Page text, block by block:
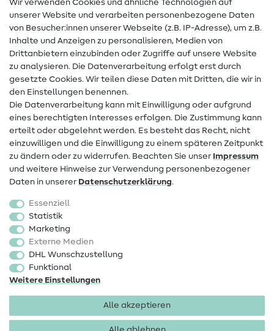
Nähanleitungen
Hilfe & Kontakt
Kontakt
Infos zum Betreiberwechsel
Widerrufsrecht
Beliebt
Stoffe
Sale
Schnittmuster
Wir verwenden Cookies und ähnliche Technologien auf
unserer Website und verarbeiten personenbezogene Daten
von Besucher:innen unserer Webseite (z.B. IP-Adresse), um z.B.
Inhalte und Anzeigen zu personalisieren, Medien von
Drittanbietern einzubinden oder Zugriffe auf unsere Website
zu analysieren. Die Datenverarbeitung erfolgt erst durch
gesetzte Cookies. Wir teilen diese Daten mit Dritten, die wir in
den Einstellungen benennen.
Die Datenverarbeitung kann mit Einwilligung oder aufgrund
eines berechtigten Interesses erfolgen. Die Zustimmung kann
erteilt oder abgelehnt werden. Es besteht das Recht, nicht
einzuwilligen und die Einwilligung zu einem späteren Zeitpunkt
zu ändern oder zu widerrufen. Beachten Sie unser Impressum
und weitere Hinweise zur Verwendung personenbezogener
Daten in unserer Daten­schutz­erklärung.
Essenziell
Statistik
Marketing
Externe Medien
DHL Wunschzustellung
Funktional
Weitere Einstellungen
Alle akzeptieren
Impressum Datenschutz
AGB